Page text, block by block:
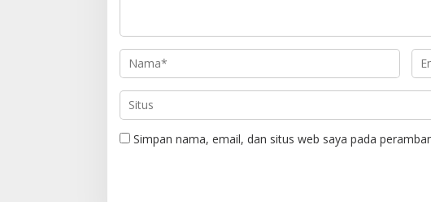
s
Simpan nama, email, dan situs web saya pada